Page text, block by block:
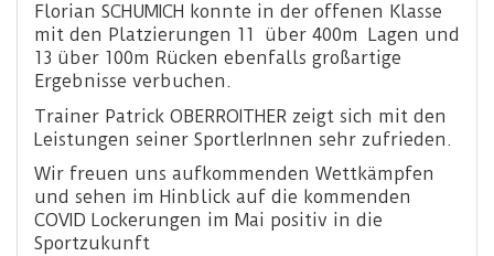
Florian SCHUMICH konnte in der offenen Klasse
mit den Platzierungen 11 über 400m Lagen und
13 über 100m Rücken ebenfalls großartige
Ergebnisse verbuchen.
Trainer Patrick OBERROITHER zeigt sich mit den
Leistungen seiner SportlerInnen sehr zufrieden.
Wir freuen uns aufkommenden Wettkämpfen
und sehen im Hinblick auf die kommenden
COVID Lockerungen im Mai positiv in die
Sportzukunft